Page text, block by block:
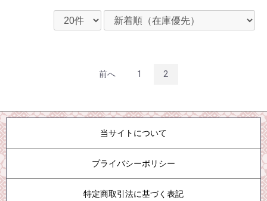
前へ 1 2
当サイトについて
プライバシーポリシー
特定商取引法に基づく表記